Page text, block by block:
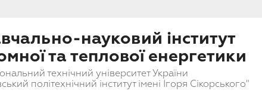
науковий інститут
та теплової енергетики
технічний університет України
політехнічний інститут імені Ігоря Сікорського"